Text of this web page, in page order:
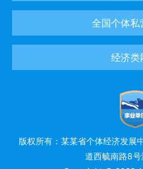
全国个体私
经济类
版权所有：某某省个体经济发展
道西毓南路8